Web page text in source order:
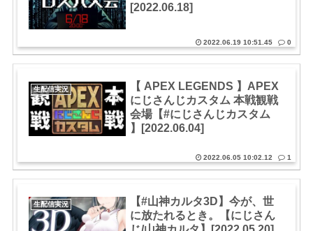
[2022.06.18]
2022.06.19 10:51.45 0
生配信実況
【 APEX LEGENDS 】APEX
にじさんじカスタム 本戦観戦
会場【#にじさんじカスタム
】[2022.06.04]
2022.06.05 10:02.12 1
生配信実況
【#山神カルタ3D】今が、世
に放たれるとき。【にじさん